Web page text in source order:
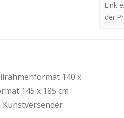
Link
der
140 x
145 x 185 cm
Kunstversender